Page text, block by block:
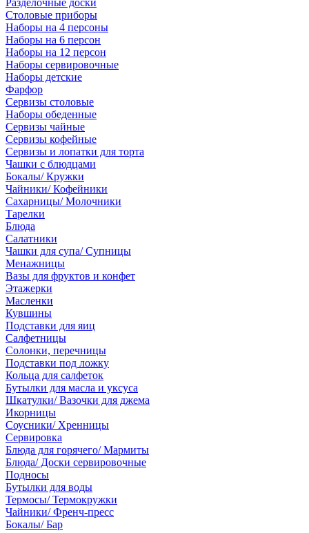
Разделочные доски
Столовые приборы
Наборы на 4 персоны
Наборы на 6 персон
Наборы на 12 персон
Наборы сервировочные
Наборы детские
Фарфор
Сервизы столовые
Наборы обеденные
Сервизы чайные
Сервизы кофейные
Сервизы и лопатки для торта
Чашки с блюдцами
Бокалы/ Кружки
Чайники/ Кофейники
Сахарницы/ Молочники
Тарелки
Блюда
Салатники
Чашки для супа/ Супницы
Менажницы
Вазы для фруктов и конфет
Этажерки
Масленки
Кувшины
Подставки для яиц
Салфетницы
Солонки, перечницы
Подставки под ложку
Кольца для салфеток
Бутылки для масла и уксуса
Шкатулки/ Вазочки для джема
Икорницы
Соусники/ Хренницы
Сервировка
Блюда для горячего/ Мармиты
Блюда/ Доски сервировочные
Подносы
Бутылки для воды
Термосы/ Термокружки
Чайники/ Френч-пресс
Бокалы/ Бар